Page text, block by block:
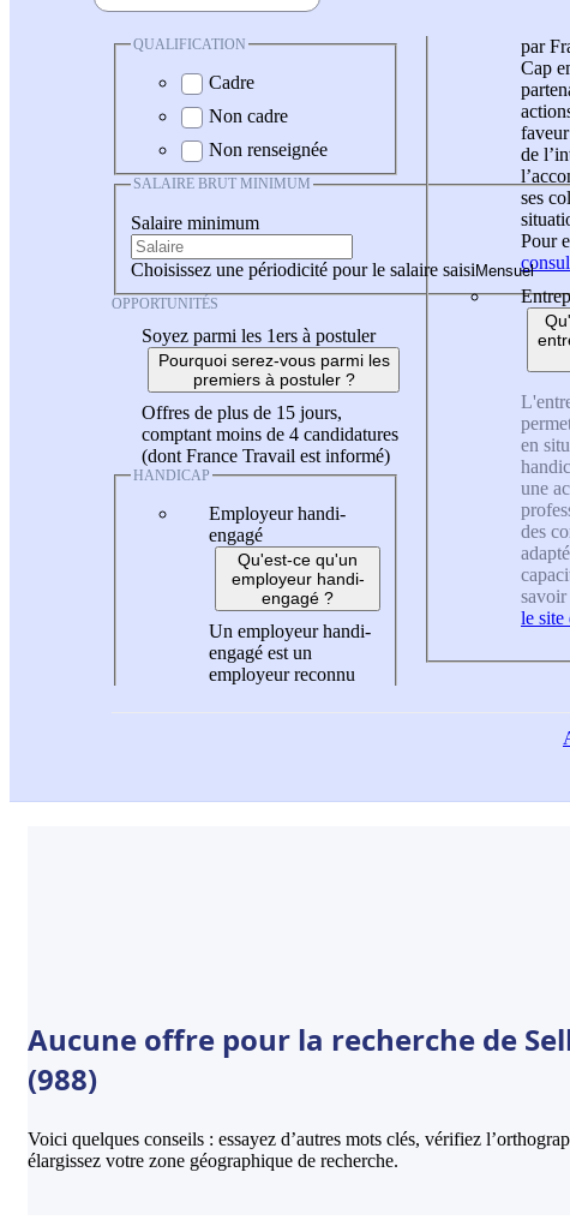
QUALIFICATION
Cadre
Non cadre
Non renseignée
SALAIRE BRUT MINIMUM
Salaire minimum
Choisissez une périodicité pour le salaire saisi
OPPORTUNITÉS
Soyez parmi les 1ers à postuler
Pourquoi serez-vous parmi les
premiers à postuler ?
Offres de plus de 15 jours,
comptant moins de 4 candidatures
(dont France Travail est informé)
HANDICAP
Employeur handi-
engagé
Qu'est-ce qu'un
employeur handi-
engagé ?
Un employeur handi-
engagé est un
employeur reconnu
par
Cap
de
ses
Pour
en
une
des
savoir
le site
Aucune offre pour la recherche de
(988)
Voici quelques conseils : essayez d’autres mots clés, vérifiez
élargissez votre zone géographique de recherche.